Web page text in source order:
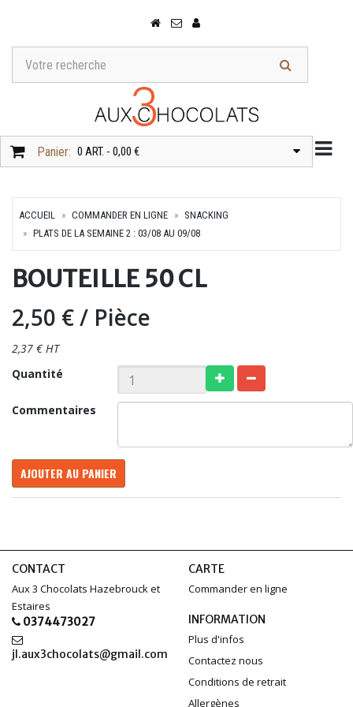
Panier: 0 ART. - 0,00 €
ACCUEIL COMMANDER EN LIGNE
SNACKING
PLATS DE LA SEMAINE 2 : 03/08 AU 09/08
BOUTEILLE 50 CL
2,50 €/ Pièce
2,37 € HT
Quantité
Commentaires
AJOUTER AU PANIER
CONTACT
Aux 3 Chocolats Hazebrouck et
Estaires
0374473027
jl.aux3chocolats@gmail.com
CARTE
Commander en ligne
INFORMATION
Plus d'infos
Contactez nous
Conditions de retrait
Allergènes